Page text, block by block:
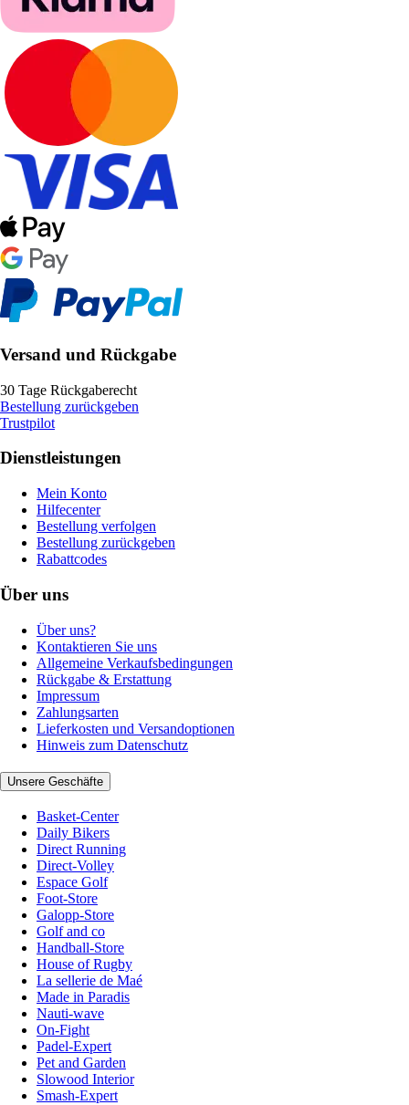
Versand und Rückgabe
30 Tage Rückgaberecht
Bestellung zurückgeben
Trustpilot
Dienstleistungen
Mein Konto
Hilfecenter
Bestellung verfolgen
Bestellung zurückgeben
Rabattcodes
Über uns
Über uns?
Kontaktieren Sie uns
Allgemeine Verkaufsbedingungen
Rückgabe & Erstattung
Impressum
Zahlungsarten
Lieferkosten und Versandoptionen
Hinweis zum Datenschutz
Unsere Geschäfte
Basket-Center
Daily Bikers
Direct Running
Direct-Volley
Espace Golf
Foot-Store
Galopp-Store
Golf and co
Handball-Store
House of Rugby
La sellerie de Maé
Made in Paradis
Nauti-wave
On-Fight
Padel-Expert
Pet and Garden
Slowood Interior
Smash-Expert